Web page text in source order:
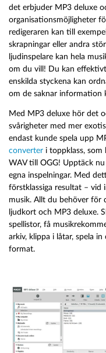
det erbjuder MP3 deluxe
organisationsmöjligheter
redigeraren kan till
skrapningar eller andra
ljudinspelare kan hela
om du vill! Du kan
enskilda styckena kan
om de saknar information
Med MP3 deluxe hör det
svårigheter med mer
endast kunde spela upp
converter i toppklass, som
WAV till OGG! Upptäck
egna inspelningar. Med
förstklassiga resultat – vid
musik. Allt du behöver för
ljudkort och MP3 deluxe.
spellistor, få
arkiv, klippa i låtar, spela
format.